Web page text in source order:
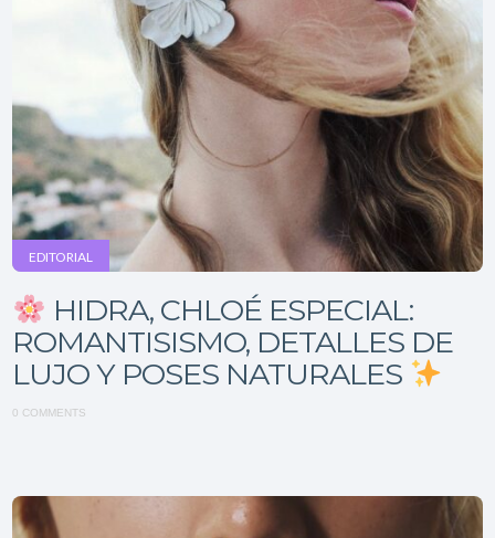
EDITORIAL
HIDRA, CHLOÉ ESPECIAL:
ROMANTISISMO, DETALLES DE
LUJO Y POSES NATURALES
0 COMMENTS